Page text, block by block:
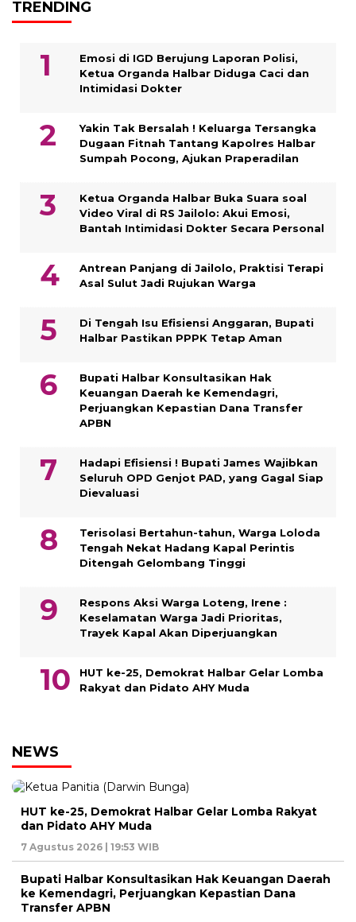
TRENDING
Emosi di IGD Berujung Laporan Polisi,
Ketua Organda Halbar Diduga Caci dan
Intimidasi Dokter
Yakin Tak Bersalah ! Keluarga Tersangka
Dugaan Fitnah Tantang Kapolres Halbar
Sumpah Pocong, Ajukan Praperadilan
Ketua Organda Halbar Buka Suara soal
Video Viral di RS Jailolo: Akui Emosi,
Bantah Intimidasi Dokter Secara Personal
Antrean Panjang di Jailolo, Praktisi Terapi
Asal Sulut Jadi Rujukan Warga
Di Tengah Isu Efisiensi Anggaran, Bupati
Halbar Pastikan PPPK Tetap Aman
Bupati Halbar Konsultasikan Hak
Keuangan Daerah ke Kemendagri,
Perjuangkan Kepastian Dana Transfer
APBN
Hadapi Efisiensi ! Bupati James Wajibkan
Seluruh OPD Genjot PAD, yang Gagal Siap
Dievaluasi
Terisolasi Bertahun-tahun, Warga Loloda
Tengah Nekat Hadang Kapal Perintis
Ditengah Gelombang Tinggi
Respons Aksi Warga Loteng, Irene :
Keselamatan Warga Jadi Prioritas,
Trayek Kapal Akan Diperjuangkan
HUT ke-25, Demokrat Halbar Gelar Lomba
Rakyat dan Pidato AHY Muda
NEWS
HUT ke-25, Demokrat Halbar Gelar Lomba Rakyat
dan Pidato AHY Muda
7 Agustus 2026 | 19:53 WIB
Bupati Halbar Konsultasikan Hak Keuangan Daerah
ke Kemendagri, Perjuangkan Kepastian Dana
Transfer APBN